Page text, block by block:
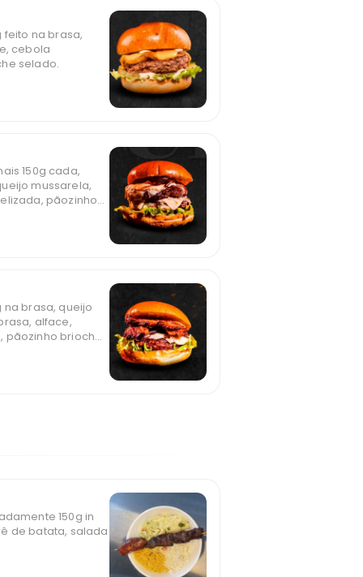
feito na brasa,
cebola
selado.
150g cada,
mussarela,
pãozinho
na brasa, queijo
alface,
pãozinho brioche
150g in
de batata, salada